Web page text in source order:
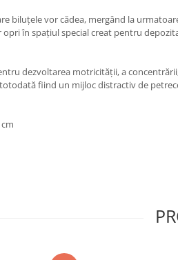
biluțele vor cădea, mergând la
opri în spațiul special creat pentru
dezvoltarea motricității, a
fiind un mijloc distractiv de